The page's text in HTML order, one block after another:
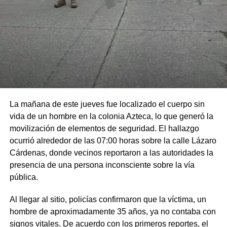
La mañana de este jueves fue localizado el cuerpo sin
vida de un hombre en la colonia Azteca, lo que generó la
movilización de elementos de seguridad. El hallazgo
ocurrió alrededor de las 07:00 horas sobre la calle Lázaro
Cárdenas, donde vecinos reportaron a las autoridades la
presencia de una persona inconsciente sobre la vía
pública.
Al llegar al sitio, policías confirmaron que la víctima, un
hombre de aproximadamente 35 años, ya no contaba con
signos vitales. De acuerdo con los primeros reportes, el